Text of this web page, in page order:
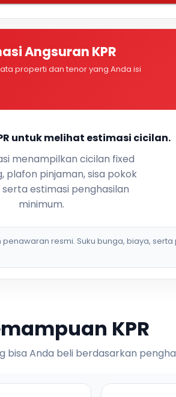
Angsuran KPR
properti dan tenor yang Anda isi
untuk melihat estimasi cicilan.
menampilkan cicilan fixed
plafon pinjaman, sisa pokok
serta estimasi penghasilan
minimum.
resmi. Suku bunga, biaya,
KPR
bisa Anda beli berdasarkan